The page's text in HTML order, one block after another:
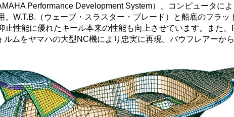
Performance Development System）、コンピュータに
W.T.B.（ウェーブ・スラスター・ブレード）と船底のフラッ
性能に優れたキール本来の性能も向上させています。また、
ムをヤマハの大型NC機により忠実に再現。バウフレアーか